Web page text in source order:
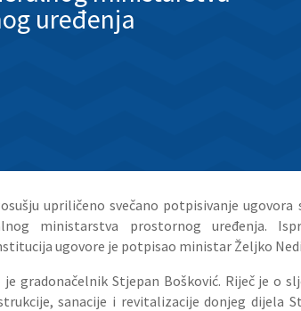
uređenja
upriličeno svečano potpisivanje
ministarstva prostornog uređenja.
ugovore je potpisao ministar Željko
gradonačelnik Stjepan Bošković. Riječ je o
sanacije i revitalizacije donjeg dijela